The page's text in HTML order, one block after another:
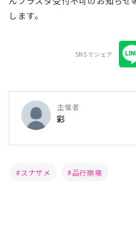
します。
SNSでシェア
主催者
彩
スナザメ 品行崩壊